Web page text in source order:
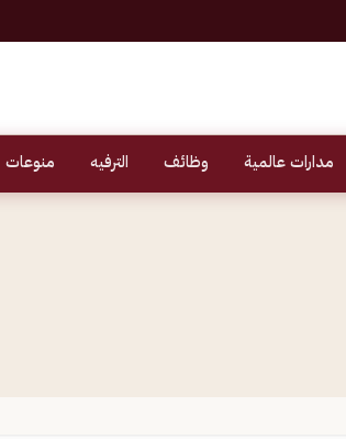
مدارات عالمية وظائف الترفيه منوعات